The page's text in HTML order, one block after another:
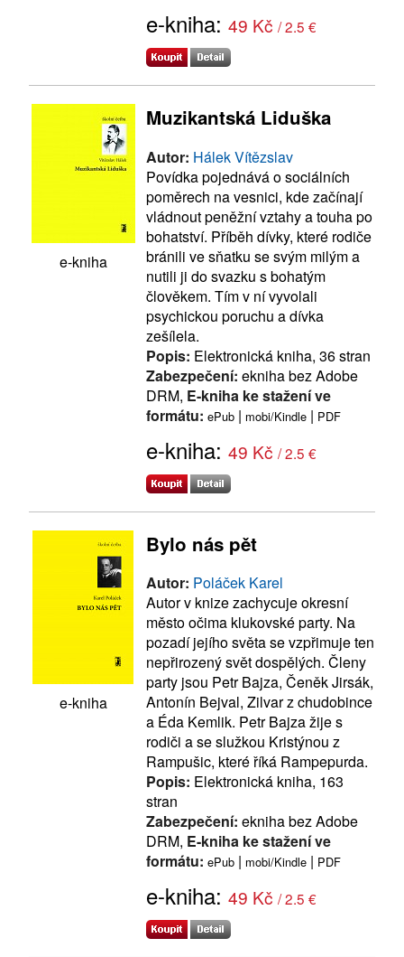
e-kniha: 49 Kč / 2.5 €
e-kniha
Muzikantská Liduška
Autor: Hálek Vítězslav
Povídka pojednává o sociálních
poměrech na vesnici, kde začínají
vládnout peněžní vztahy a touha po
bohatství. Příběh dívky, které rodiče
bránili ve sňatku se svým milým a
nutili ji do svazku s bohatým
člověkem. Tím v ní vyvolali
psychickou poruchu a dívka
zešílela.
Popis: Elektronická kniha, 36 stran
Zabezpečení: ekniha bez Adobe
DRM, E-kniha ke stažení ve
formátu: ePub | mobi/Kindle | PDF
e-kniha: 49 Kč / 2.5 €
e-kniha
Bylo nás pět
Autor: Poláček Karel
Autor v knize zachycuje okresní
město očima klukovské party. Na
pozadí jejího světa se vzpřimuje ten
nepřirozený svět dospělých. Členy
party jsou Petr Bajza, Čeněk Jirsák,
Antonín Bejval, Zilvar z chudobince
a Éda Kemlik. Petr Bajza žije s
rodiči a se služkou Kristýnou z
Rampušic, které říká Rampepurda.
Popis: Elektronická kniha, 163
stran
Zabezpečení: ekniha bez Adobe
DRM, E-kniha ke stažení ve
formátu: ePub | mobi/Kindle | PDF
e-kniha: 49 Kč / 2.5 €